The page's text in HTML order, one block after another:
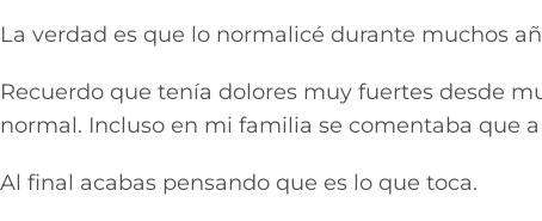
La verdad es que lo normalicé durante muchos
Recuerdo que tenía dolores muy fuertes desde
normal. Incluso en mi familia se comentaba que
Al final acabas pensando que es lo que toca.